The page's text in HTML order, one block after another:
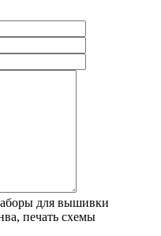
для вышивки
печать схемы